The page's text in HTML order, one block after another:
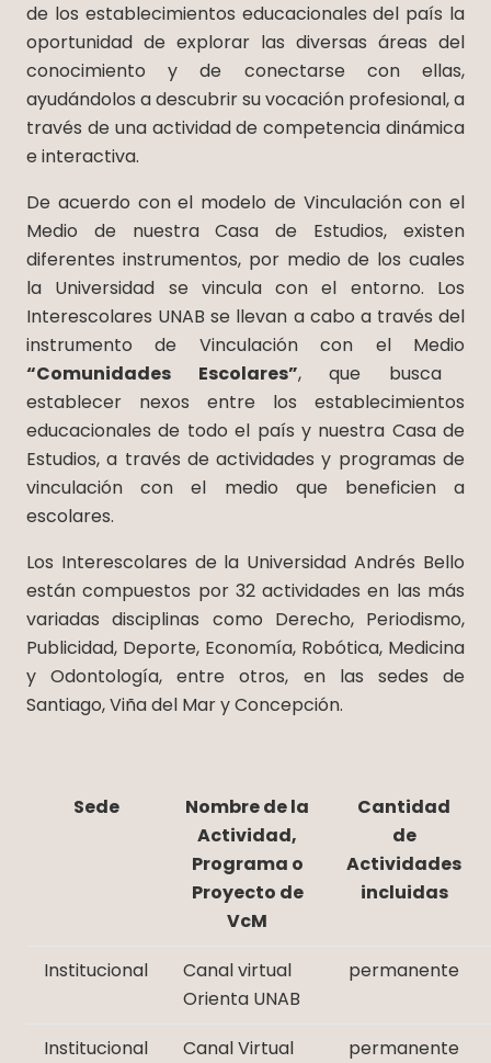
de los establecimientos educacionales del país la
oportunidad de explorar las diversas áreas del
conocimiento y de conectarse con ellas,
ayudándolos a descubrir su vocación profesional, a
través de una actividad de competencia dinámica
e interactiva.
De acuerdo con el modelo de Vinculación con el
Medio de nuestra Casa de Estudios, existen
diferentes instrumentos, por medio de los cuales
la Universidad se vincula con el entorno. Los
Interescolares UNAB se llevan a cabo a través del
instrumento de Vinculación con el Medio
“Comunidades Escolares”, que busca
establecer nexos entre los establecimientos
educacionales de todo el país y nuestra Casa de
Estudios, a través de actividades y programas de
vinculación con el medio que beneficien a
escolares.
Los Interescolares de la Universidad Andrés Bello
están compuestos por 32 actividades en las más
variadas disciplinas como Derecho, Periodismo,
Publicidad, Deporte, Economía, Robótica, Medicina
y Odontología, entre otros, en las sedes de
Santiago, Viña del Mar y Concepción.
Sede
Nombre de la
Actividad,
Programa o
Proyecto de
VcM
Cantidad
de
Actividades
incluidas
Institucional
Canal virtual
Orienta UNAB
permanente
Institucional
Canal Virtual
permanente